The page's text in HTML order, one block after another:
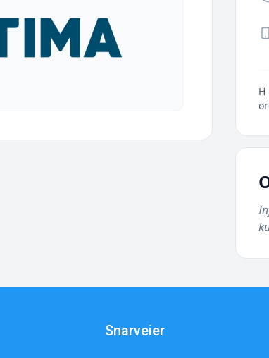
H
Snarveier